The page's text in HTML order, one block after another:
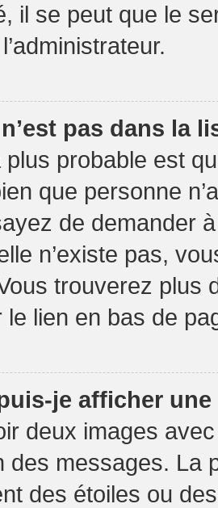
il se peut que le
pas dans la
probable est
que personne
de demander
n’existe pas,
trouverez plus
le lien en bas de
je afficher
deux images
des messages. La
des étoiles ou